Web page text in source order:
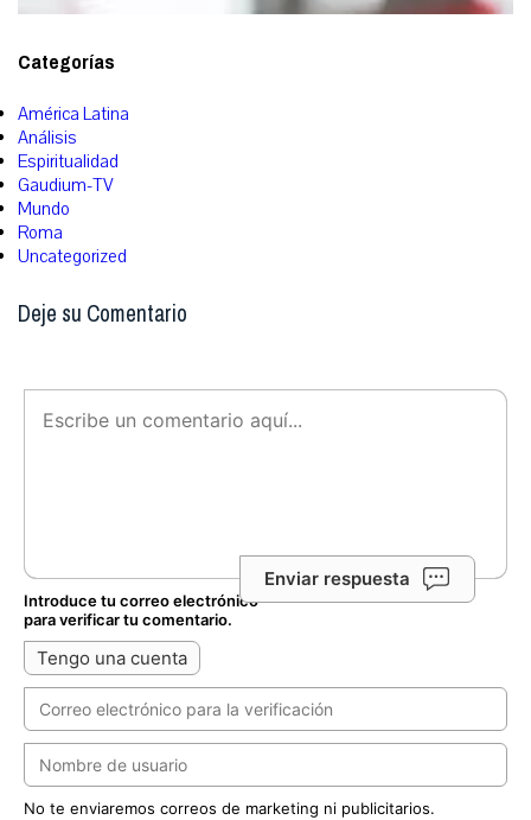
Categorías
América Latina
Análisis
Espiritualidad
Gaudium-TV
Mundo
Roma
Uncategorized
Deje su Comentario
Enviar respuesta
Introduce tu correo electrónico
para verificar tu comentario.
Tengo una cuenta
No te enviaremos correos de marketing ni publicitarios.